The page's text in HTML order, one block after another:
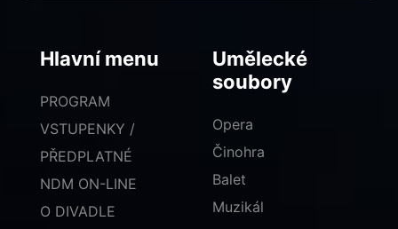
Hlavní menu
PROGRAM
VSTUPENKY /
PŘEDPLATNÉ
NDM ON-LINE
O DIVADLE
Umělecké
soubory
Opera
Činohra
Balet
Muzikál